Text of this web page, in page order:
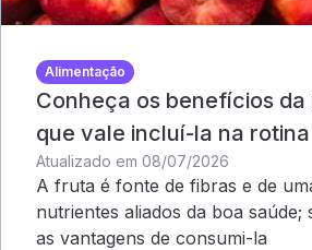
Alimentação
Conheça os benefícios da
que vale incluí-la na rotina
Atualizado em 08/07/2026
A fruta é fonte de fibras e de
nutrientes aliados da boa saúde;
as vantagens de consumi-la